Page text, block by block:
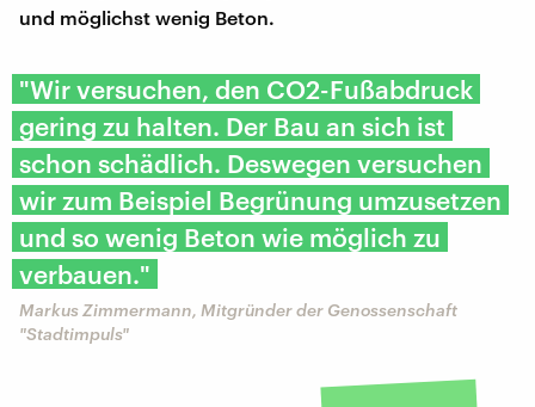
und möglichst wenig Beton.
"Wir versuchen, den CO2-Fußabdruck
gering zu halten. Der Bau an sich ist
schon schädlich. Deswegen versuchen
wir zum Beispiel Begrünung umzusetzen
und so wenig Beton wie möglich zu
verbauen."
Markus Zimmermann, Mitgründer der Genossenschaft
"Stadtimpuls"